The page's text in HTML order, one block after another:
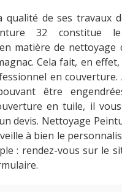
qualité de ses travaux
32 constitue
matière de nettoyage
Cela fait, en
en
être
en tuile, il vous
devis. Nettoyage
à bien le
: rendez-vous sur le